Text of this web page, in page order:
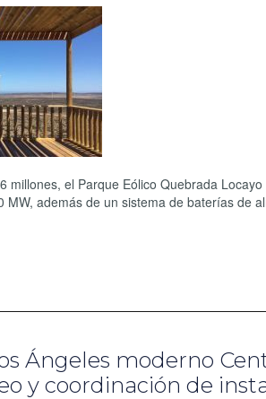
millones, el Parque Eólico Quebrada
MW, además de un sistema de baterías de
Ángeles moderno
y coordinación de